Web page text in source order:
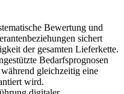
Bewertung und
sichert
der gesamten Lieferkette.
Bedarfsprognosen
gleichzeitig eine
wird.